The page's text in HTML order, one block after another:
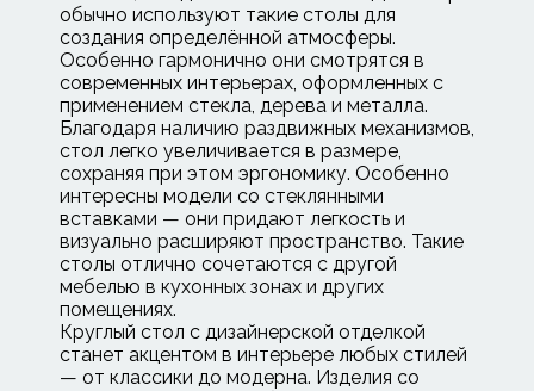
обычно используют такие столы для
создания определённой атмосферы.
Особенно гармонично они смотрятся в
современных интерьерах, оформленных с
применением стекла, дерева и металла.
Благодаря наличию раздвижных механизмов,
стол легко увеличивается в размере,
сохраняя при этом эргономику. Особенно
интересны модели со стеклянными
вставками — они придают легкость и
визуально расширяют пространство. Такие
столы отлично сочетаются с другой
мебелью в кухонных зонах и других
помещениях.
Круглый стол с дизайнерской отделкой
станет акцентом в интерьере любых стилей
— от классики до модерна. Изделия со